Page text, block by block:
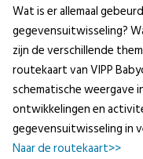
Wat is er allemaal
gegevensuitwisseling?
zijn de verschillende
routekaart van VIPP
schematische weergave
ontwikkelingen en
gegevensuitwisseling in
Naar de routekaart>>